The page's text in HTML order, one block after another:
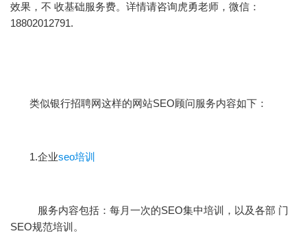
效果，不 收基础服务费。详情请咨询虎勇老师，微信：
18802012791.
类似银行招聘网这样的网站SEO顾问服务内容如下：
1.企业seo培训
服务内容包括：每月一次的SEO集中培训，以及各部 门
SEO规范培训。